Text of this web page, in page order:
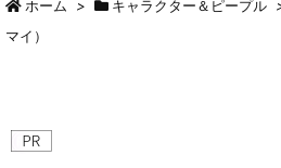
ホーム > キャラクター＆ピープル
マイ）